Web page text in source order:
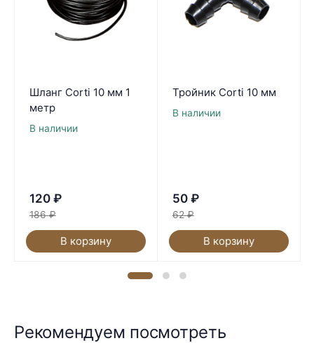
Шланг Corti 10 мм 1
метр
В наличии
120 ₽
186 ₽
В корзину
Тройник Corti 10 мм
В наличии
50 ₽
62 ₽
В корзину
Рекомендуем посмотреть